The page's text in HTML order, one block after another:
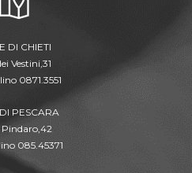
DI CHIETI
Vestini,31
0871.3551
PESCARA
Pindaro,42
085.45371